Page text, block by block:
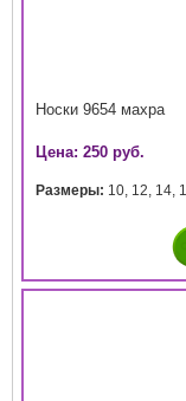
Носки 9654 махра
Цена: 250 руб.
Размеры: 10, 12, 14,